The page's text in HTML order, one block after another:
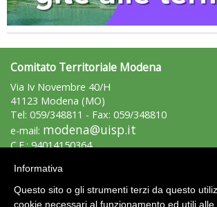
Comitato Territoriale Modena
Via Iv Novembre 40/H
41123 Modena (MO)
Tel: 059/348811 - Fax: 059/348810
e-mail: modena@uisp.it
C.F.: 94014150364
Area Riservata 2.0
Informativa
Questo sito o gli strumenti terzi da questo
cookie necessari al funzionamento ed utili